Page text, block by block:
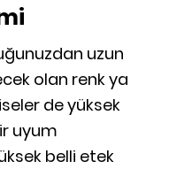
uzun
olan renk ya
de yüksek
uyum
belli etek